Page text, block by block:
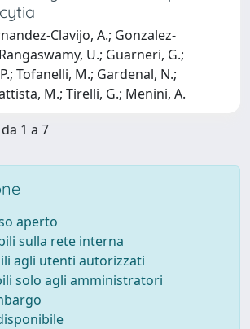
Clavijo, A.; Gonzalez-
U.; Guarneri, G.;
Tofanelli, M.; Gardenal, N.;
M.; Tirelli, G.; Menini, A.
1 a 7
aperto
sulla rete interna
agli utenti autorizzati
solo agli amministratori